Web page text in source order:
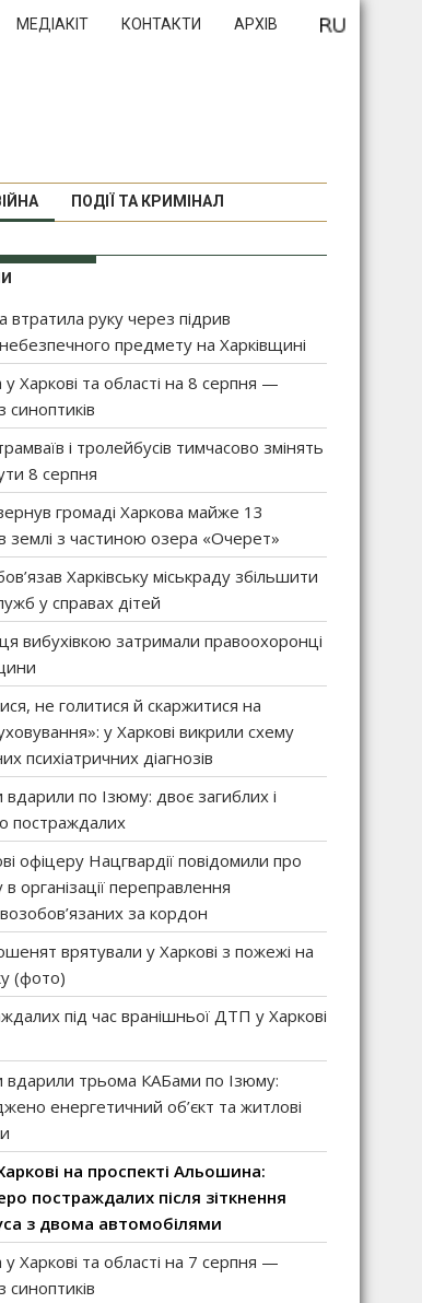
МЕДІАКІТ КОНТАКТИ АРХІВ
ПОДІЇ ТА КРИМІНАЛ
руку через підрив
предмету на Харківщині
Харкові та області на 8 серпня —
синоптиків
і тролейбусів тимчасово змінять
8 серпня
громаді Харкова майже 13
землі з частиною озера «Очерет»
Харківську міськраду збільшити
у справах дітей
вибухівкою затримали правоохоронці
не голитися й скаржитися на
у Харкові викрили схему
психіатричних діагнозів
вдарили по Ізюму: двоє загиблих і
постраждалих
офіцеру Нацгвардії повідомили про
в організації переправлення
за кордон
врятували у Харкові з пожежі на
(фото)
під час вранішньої ДТП у Харкові
вдарили трьома КАБами по Ізюму:
енергетичний об’єкт та житлові
на проспекті Альошина:
постраждалих після зіткнення
з двома автомобілями
Харкові та області на 7 серпня —
синоптиків